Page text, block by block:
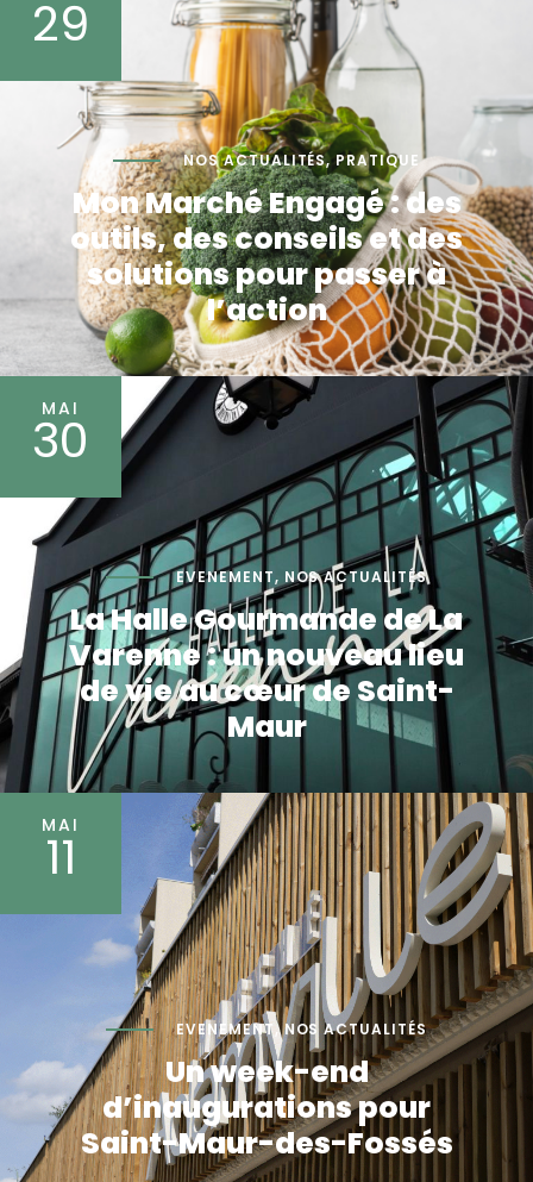
29
NOS ACTUALITÉS,PRATIQUE
Mon Marché Engagé : des
outils, des conseils et des
solutions pour passer à
l’action
MAI
30
EVENEMENT, NOS ACTUALITÉS
La Halle Gourmande de La
Varenne : un nouveau lieu
de vie au cœur de Saint-
Maur
MAI
11
EVENEMENT,NOS ACTUALITÉS
Un week-end
d’inaugurations pour
Saint-Maur-des-Fossés